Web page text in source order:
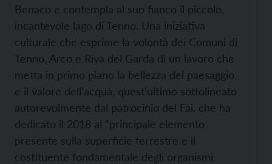
Benaco e contempla al suo fianco il piccolo,
incantevole lago di Tenno. Una iniziativa
culturale che esprime la volontà dei Comuni di
Tenno, Arco e Riva del Garda di un lavoro che
metta in primo piano la bellezza del paesaggio
e il valore dell’acqua, quest'ultimo sottolineato
autorevolmente dal patrocinio del Fai, che ha
dedicato il 2018 al “principale elemento
presente sulla superficie terrestre e il
costituente fondamentale degli organismi